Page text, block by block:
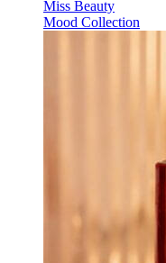
Miss Beauty
Mood Collection